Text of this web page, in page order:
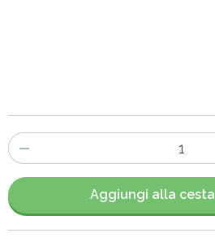
Numero
di
articoli
Aggiungi alla cesta